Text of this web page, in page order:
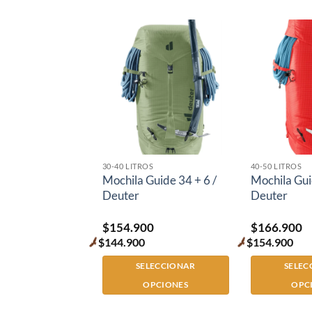
30-40 LITROS
Mochila Guide 34 + 6 /
Deuter
$154.900
Premium
price
$144.900
SELECCIONAR
OPCIONES
40-50 LITROS
Mochila
Deuter
$166.900
Premium
price
$154.900